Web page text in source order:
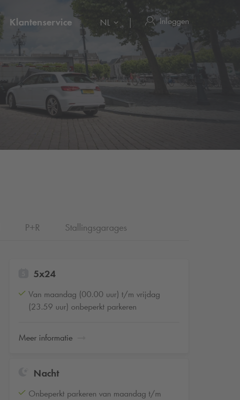
Klantenservice NL Inloggen
P+R Stallingsgarages
5x24
Van maandag (00.00 uur) t/m vrijdag
(23.59 uur) onbeperkt parkeren
Meer informatie
Nacht
Onbeperkt parkeren van maandag t/m